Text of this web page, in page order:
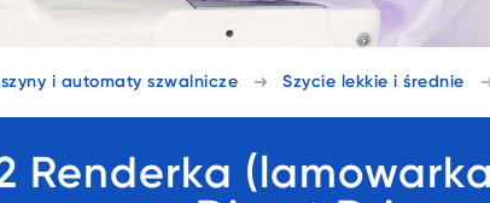
i automaty szwalnicze Szycie lekkie i średnie
Renderka